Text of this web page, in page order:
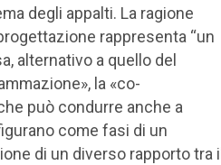
degli appalti. La ragione
rappresenta “un
alternativo a quello del
la «co-
può condurre anche a
come fasi di un
di un diverso rapporto tra il